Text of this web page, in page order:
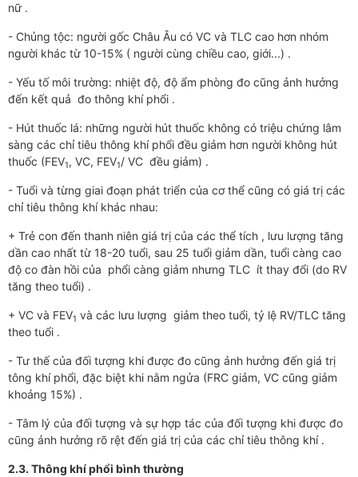
nữ .
- Chủng tộc: người gốc Châu Âu có VC và TLC cao hơn nhóm
người khác từ 10-15% ( người cùng chiều cao, giới...) .
- Yếu tố môi trường: nhiệt độ, độ ẩm phòng đo cũng ảnh hưởng
đến kết quả đo thông khí phổi .
- Hút thuốc lá: những người hút thuốc không có triệu chứng lâm
sàng các chỉ tiêu thông khí phổi đều giảm hơn người không hút
thuốc (FEV1, VC, FEV1/ VC đều giảm) .
- Tuổi và từng giai đoạn phát triển của cơ thể cũng có giá trị các
chỉ tiêu thông khí khác nhau:
+ Trẻ con đến thanh niên giá trị của các thể tích , lưu lượng tăng
dần cao nhất từ 18-20 tuổi, sau 25 tuổi giảm dần, tuổi càng cao
độ co đàn hồi của phổi càng giảm nhưng TLC ít thay đổi (do RV
tăng theo tuổi) .
+ VC và FEV1 và các lưu lượng giảm theo tuổi, tỷ lệ RV/TLC tăng
theo tuổi .
- Tư thế của đối tượng khi được đo cũng ảnh hưởng đến giá trị
tông khí phổi, đặc biệt khi nằm ngửa (FRC giảm, VC cũng giảm
khoảng 15%) .
- Tâm lý của đối tượng và sự hợp tác của đối tượng khi được đo
cũng ảnh hưởng rõ rệt đến giá trị của các chỉ tiêu thông khí .
2.3. Thông khí phổi bình thường